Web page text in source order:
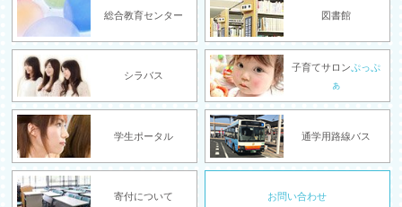
総合教育センター 図書館
シラバス
子育てサロンぷっぷ
ぁ
学生ポータル 通学用路線バス
寄付について お問い合わせ